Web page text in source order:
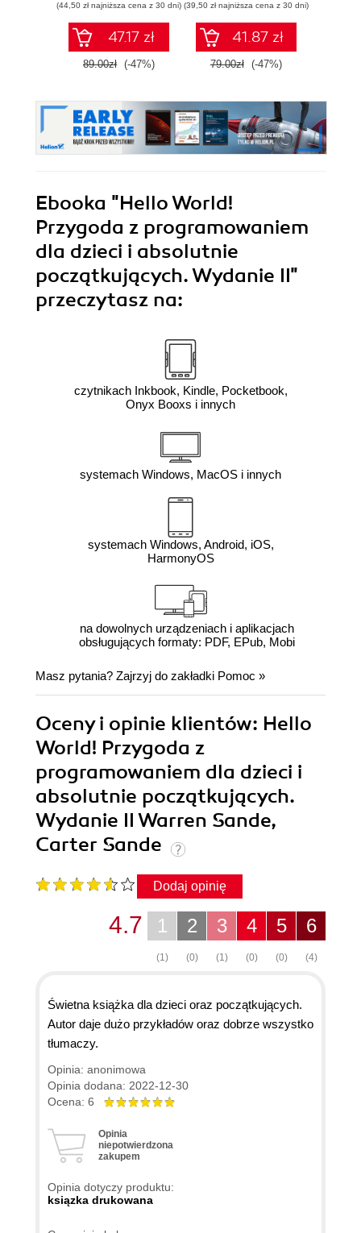
probabilistycznym.
Wydanie III
(44,50 zł najniższa cena z 30 dni)
47.17 zł
89.00zł (-47%)
(39,50 zł najniższa cena z 30 dni)
41.87 zł
79.00zł (-47%)
Ebooka "Hello World!
Przygoda z programowaniem
dla dzieci i absolutnie
początkujących. Wydanie II"
przeczytasz na:
czytnikach Inkbook, Kindle, Pocketbook,
Onyx Booxs i innych
systemach Windows, MacOS i innych
systemach Windows, Android, iOS,
HarmonyOS
na dowolnych urządzeniach i aplikacjach
obsługujących formaty: PDF, EPub, Mobi
Masz pytania? Zajrzyj do zakładki Pomoc »
Oceny i opinie klientów: Hello
World! Przygoda z
programowaniem dla dzieci i
absolutnie początkujących.
Wydanie II Warren Sande,
Carter Sande
Dodaj opinię
6
(4)
5
(0)
4
(0)
3
(1)
2
(0)
1
(1)
4.7
Świetna książka dla dzieci oraz początkujących.
Autor daje dużo przykładów oraz dobrze wszystko
tłumaczy.
Opinia: anonimowa
Opinia dodana: 2022-12-30
Ocena: 6
Opinia
niepotwierdzona
zakupem
Opinia dotyczy produktu:
ksiązka drukowana